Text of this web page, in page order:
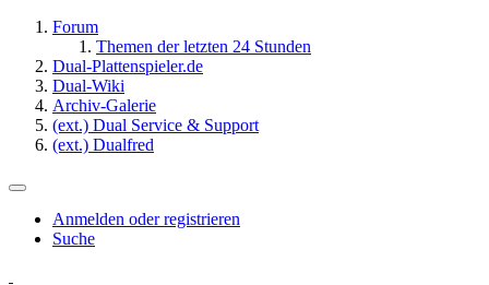
Forum
Themen der letzten 24 Stunden
Dual-Plattenspieler.de
Dual-Wiki
Archiv-Galerie
(ext.) Dual Service & Support
(ext.) Dualfred
Anmelden oder registrieren
Suche